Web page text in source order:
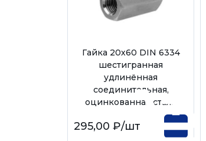
Гайка 20х60 DIN 6334
шестигранная
удлинённая
соединительная,
оцинкованная сталь
295,00 ₽/шт